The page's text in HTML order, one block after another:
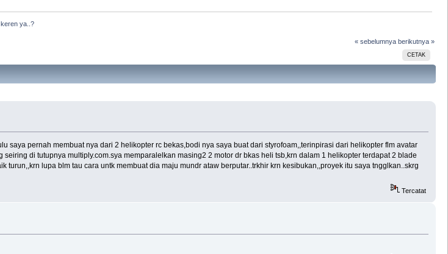
ya..?
« sebelumnya berikutnya »
CETAK
saya pernah membuat nya dari 2 helikopter rc bekas,bodi nya saya buat dari styrofoam,,terinpirasi dari helikopter flm avatar
di tutupnya multiply.com.sya memparalelkan masing2 2 motor dr bkas heli tsb,krn dalam 1 helikopter terdapat 2 blade
lupa blm tau cara untk membuat dia maju mundr ataw berputar..trkhir krn kesibukan,,proyek itu saya tngglkan..skrg
Tercatat